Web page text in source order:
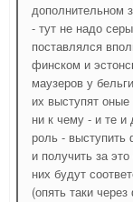
дополнительном
- тут не надо
поставлялся
финском и
маузеров у
их выступят
ни к чему - и те и
роль - выступить
и получить за
них будут
(опять таки